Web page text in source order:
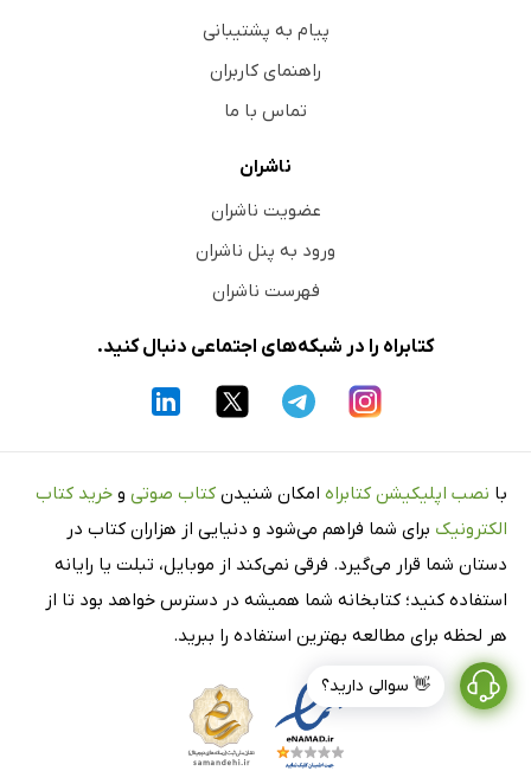
👋 سوالی دارید؟
پیام به پشتیبانی
راهنمای کاربران
تماس با ما
ناشران
عضویت ناشران
ورود به پنل ناشران
فهرست ناشران
کتابراه را در شبکه‌های اجتماعی دنبال کنید.
با نصب اپلیکیشن کتابراه امکان شنیدن کتاب صوتی و خرید کتاب
الکترونیک برای شما فراهم می‌شود و دنیایی از هزاران کتاب در
دستان شما قرار می‌گیرد. فرقی نمی‌کند از موبایل، تبلت یا رایانه
استفاده کنید؛ کتابخانه شما همیشه در دسترس خواهد بود تا از
هر لحظه برای مطالعه بهترین استفاده را ببرید.